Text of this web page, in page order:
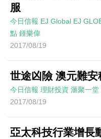
服
今日信報 EJ Global EJ
點 鍾樂偉
2017/08/19
世途凶險 澳元難安
今日信報 理財投資 滙聚一堂
2017/08/19
亞太科技行業增長